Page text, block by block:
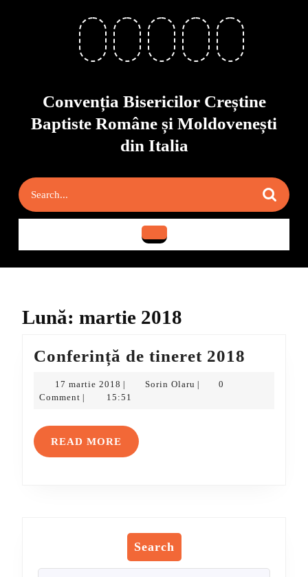
Convenția Bisericilor Creștine
Baptiste Române și Moldovenești
din Italia
Lună: martie 2018
Conferință de tineret 2018
17 martie 2018 17
martie
Sorin Olaru Sorin
0
Comment
15:51
READ MORE READ
MORE
Search